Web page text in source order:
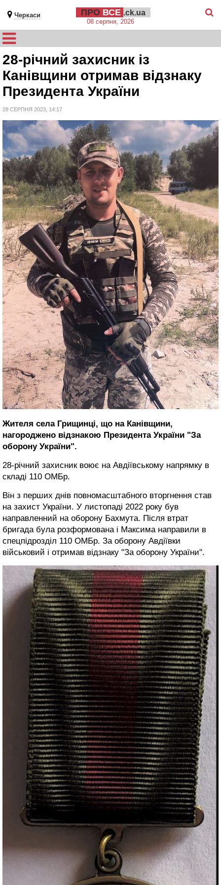
Черкаси ПРО ВСЕ .ck.ua
08 серпня, 2026
28-річний захисник із
Канівщини отримав відзнаку
Президента України
28 СЕРПНЯ 2023, 14:17
Жителя села Грищинці, що на Канівщини,
нагороджено відзнакою Президента України "За
оборону України".
28-річний захисник воює на Авдіївському напрямку в
складі 110 ОМБр.
Він з перших днів повномасштабного вторгнення став
на захист України. У листопаді 2022 року був
направленний на оборону Бахмута. Після втрат
бригада була розформована і Максима направили в
спецпідрозділ 110 ОМБр. За оборону Авдіївки
військовий і отримав відзнаку "За оборону України".